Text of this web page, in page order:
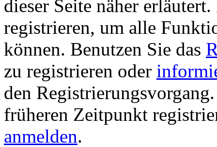
dieser Seite näher
registrieren, um alle
können. Benutzen Sie das
zu registrieren oder
den
früheren Zeitpunkt
anmelden.